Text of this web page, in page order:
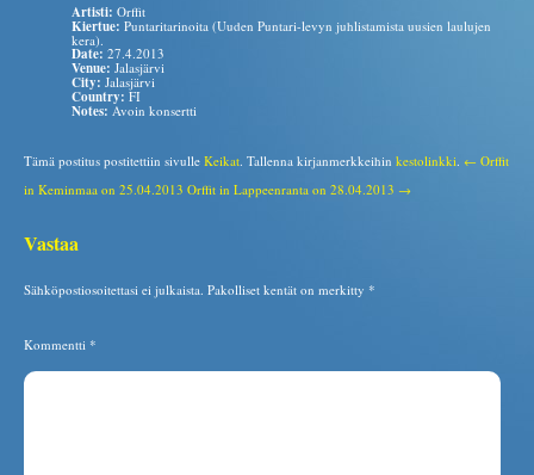
Artisti: Orffit
Kiertue: Puntaritarinoita (Uuden Puntari-levyn juhlistamista uusien laulujen
kera).
Date: 27.4.2013
Venue: Jalasjärvi
City: Jalasjärvi
Country: FI
Notes: Avoin konsertti
Tämä postitus postitettiin sivulle Keikat . Tallenna kirjanmerkkeihin kestolinkki ← Orffit
in Keminmaa on 25.04.2013 Orffit in Lappeenranta on 28.04.2013 →
Vastaa
Sähköpostiosoitettasi ei julkaista. Pakolliset kentät on merkitty *
Kommentti *